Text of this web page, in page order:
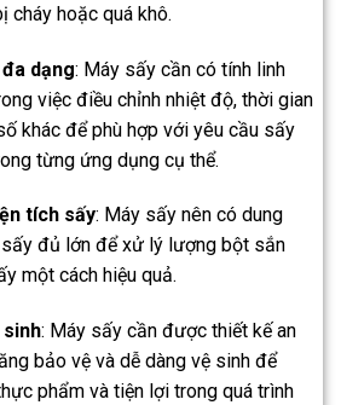
cháy hoặc quá khô.
dạng: Máy sấy cần có tính linh
việc điều chỉnh nhiệt độ, thời gian
khác để phù hợp với yêu cầu sấy
từng ứng dụng cụ thể.
tích sấy: Máy sấy nên có dung
sấy đủ lớn để xử lý lượng bột sắn
một cách hiệu quả.
: Máy sấy cần được thiết kế an
bảo vệ và dễ dàng vệ sinh để
phẩm và tiện lợi trong quá trình